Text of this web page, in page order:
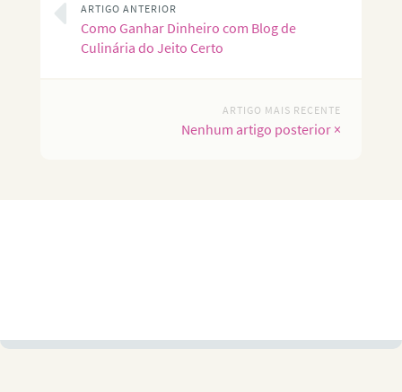
ARTIGO ANTERIOR
Como Ganhar Dinheiro com Blog de
Culinária do Jeito Certo
ARTIGO MAIS RECENTE
Nenhum artigo posterior ×